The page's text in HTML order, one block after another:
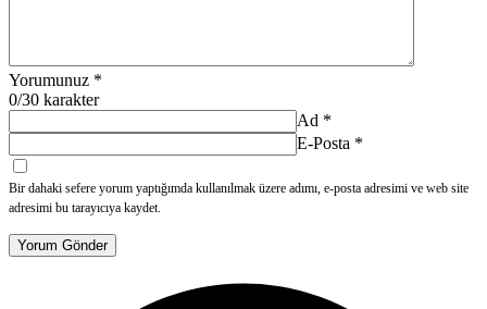
Yorumunuz *
0/30 karakter
Ad *
E-Posta *
Bir dahaki sefere yorum yaptığımda kullanılmak üzere adımı, e-posta adresimi ve web site
adresimi bu tarayıcıya kaydet.
Yorum Gönder